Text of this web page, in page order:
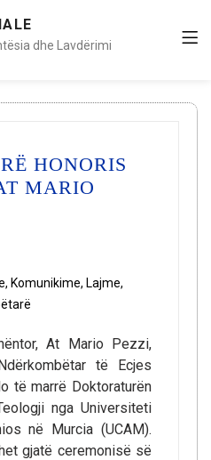
dhe Lavdërimi
HONORIS
MARIO
, Komunikime, Lajme,
At Mario Pezzi,
të Ecjes
të marrë Doktoraturën
nga Universiteti
në Murcia (UCAM).
gjatë ceremonisë së